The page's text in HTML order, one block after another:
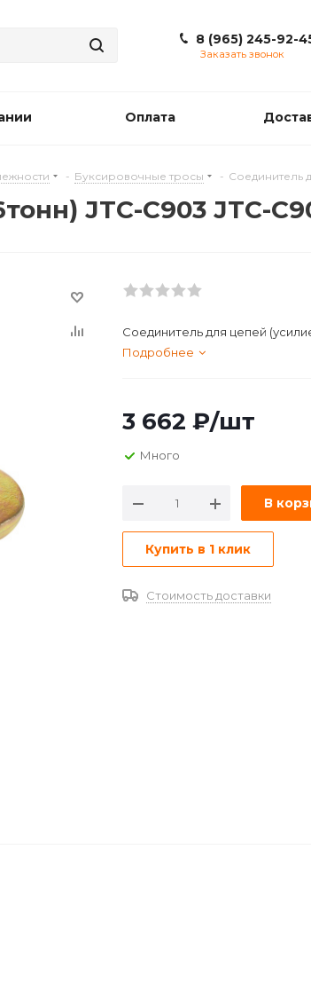
8 (965) 245-92-
Заказать звонок
Оплата
- Буксировочные тросы - Соединитель
JTC-C903 JTC-
Соединитель для цепей
Подробнее
3 662 ₽/шт
Много
В
Купить в 1 клик
Стоимость доставки